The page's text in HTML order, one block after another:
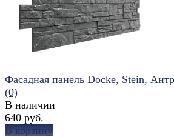
Фасадная панель Docke, Stein,
(0)
В наличии
640 руб.
В корзину